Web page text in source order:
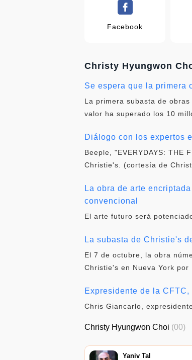
Facebook
Christy Hyungwon
Se espera que la primera
La primera subasta de
valor ha superado los 10
Diálogo con los expertos
Beeple, "EVERYDAYS:
Christie's. (cortesía de
La obra de arte
convencional
El arte futuro será
La subasta de Christie's
El 7 de octubre, la obra
Christie's en Nueva York
Expresidente de la
Chris Giancarlo,
Christy Hyungwon Choi (00)
Yaniv Tal